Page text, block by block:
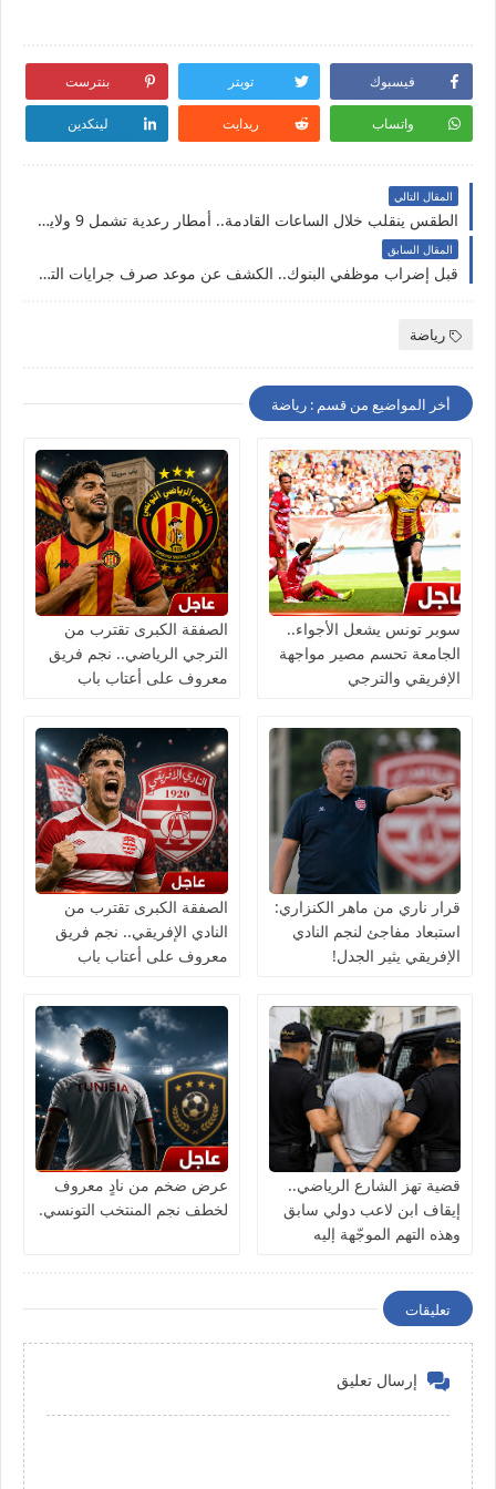
فيسبوك تويتر بنترست
واتساب ريدايت لينكدين
المقال التالي
الطقس ينقلب خلال الساعات القادمة.. أمطار رعدية تشمل 9 ولايات
المقال السابق
قبل إضراب موظفي البنوك.. الكشف عن موعد صرف جرايات التقاعد
رياضة
أخر المواضيع من قسم : رياضة
سوبر تونس يشعل الأجواء..
الجامعة تحسم مصير مواجهة
الإفريقي والترجي
الصفقة الكبرى تقترب من
الترجي الرياضي.. نجم فريق
معروف على أعتاب باب
قرار ناري من ماهر الكنزاري:
استبعاد مفاجئ لنجم النادي
الإفريقي يثير الجدل!
الصفقة الكبرى تقترب من
النادي الإفريقي.. نجم فريق
معروف على أعتاب باب
قضية تهز الشارع الرياضي..
إيقاف ابن لاعب دولي سابق
وهذه التهم الموجّهة إليه
عرض ضخم من نادٍ معروف
لخطف نجم المنتخب التونسي.
تعليقات
إرسال تعليق